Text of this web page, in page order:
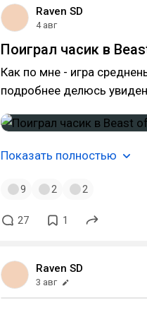
Raven SD
4 авг
Поиграл часик в
Как по мне - игра
подробнее делюсь
Показать полностью
9 2 2
27 1
Raven SD
3 авг